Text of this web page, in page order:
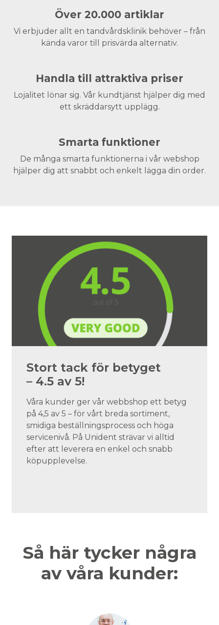
Över 20.000 artiklar
Vi erbjuder allt en tandvårdsklinik behöver – från
kända varor till prisvärda alternativ.
Handla till attraktiva priser
Lojalitet lönar sig. Vår kundtjänst hjälper dig med
ett skräddarsytt upplägg.
Smarta funktioner
De många smarta funktionerna i vår webshop
hjälper dig att snabbt och enkelt lägga din order.
Stort tack för betyget
– 4.5 av 5!
Våra kunder ger vår webbshop ett betyg
på 4,5 av 5 – för vårt breda sortiment,
smidiga beställningsprocess och höga
servicenivå. På Unident strävar vi alltid
efter att leverera en enkel och snabb
köpupplevelse.
Så här tycker några
av våra kunder: